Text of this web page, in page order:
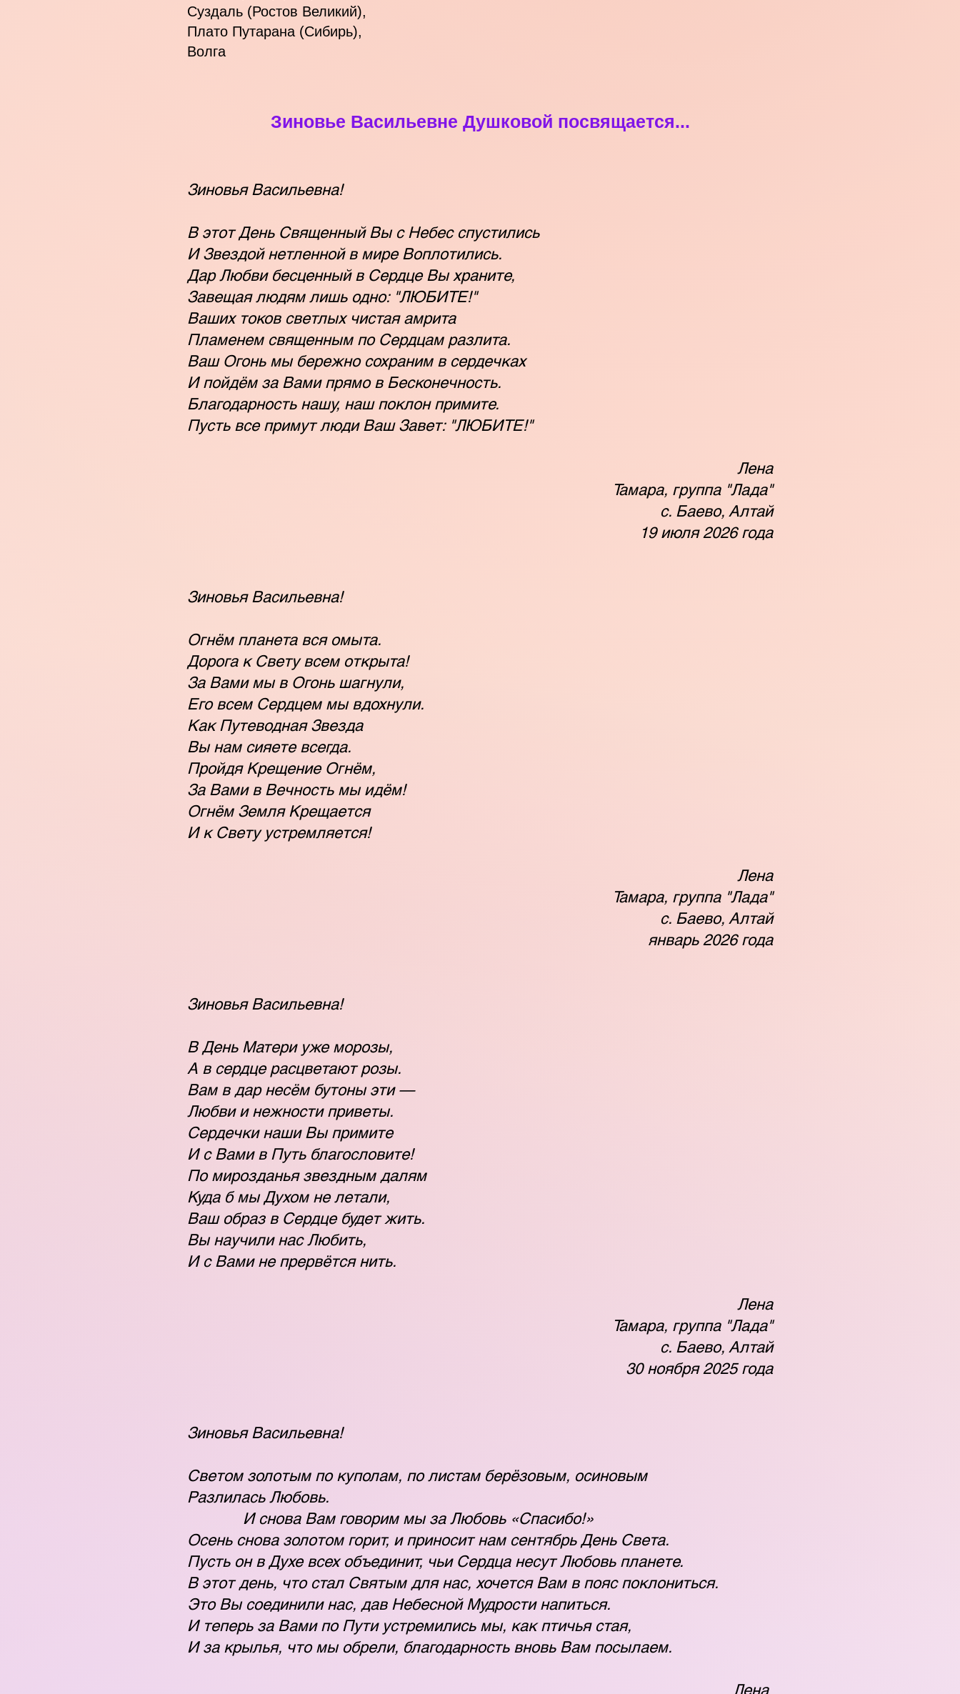
Суздаль (Ростов Великий),
Плато Путарана (Сибирь),
Волга
Зиновье Васильевне Душковой посвящается...
Зиновья Васильевна!
В этот День Священный Вы с Небес спустились
И Звездой нетленной в мире Воплотились.
Дар Любви бесценный в Сердце Вы храните,
Завещая людям лишь одно: "ЛЮБИТЕ!"
Ваших токов светлых чистая амрита
Пламенем священным по Сердцам разлита.
Ваш Огонь мы бережно сохраним в сердечках
И пойдём за Вами прямо в Бесконечность.
Благодарность нашу, наш поклон примите.
Пусть все примут люди Ваш Завет: "ЛЮБИТЕ!"
Лена
Тамара, группа "Лада"
с. Баево, Алтай
19 июля 2026 года
Зиновья Васильевна!
Огнём планета вся омыта.
Дорога к Свету всем открыта!
За Вами мы в Огонь шагнули,
Его всем Сердцем мы вдохнули.
Как Путеводная Звезда
Вы нам сияете всегда.
Пройдя Крещение Огнём,
За Вами в Вечность мы идём!
Огнём Земля Крещается
И к Свету устремляется!
Лена
Тамара, группа "Лада"
с. Баево, Алтай
январь 2026 года
Зиновья Васильевна!
В День Матери уже морозы,
А в сердце расцветают розы.
Вам в дар несём бутоны эти —
Любви и нежности приветы.
Сердечки наши Вы примите
И с Вами в Путь благословите!
По мирозданья звездным далям
Куда б мы Духом не летали,
Ваш образ в Сердце будет жить.
Вы научили нас Любить,
И с Вами не прервётся нить.
Лена
Тамара, группа "Лада"
с. Баево, Алтай
30 ноября 2025 года
Зиновья Васильевна!
Светом золотым по куполам, по листам берёзовым, осиновым
Разлилась Любовь.
И снова Вам говорим мы за Любовь «Спасибо!»
Осень снова золотом горит, и приносит нам сентябрь День Света.
Пусть он в Духе всех объединит, чьи Сердца несут Любовь планете.
В этот день, что стал Святым для нас, хочется Вам в пояс поклониться.
Это Вы соединили нас, дав Небесной Мудрости напиться.
И теперь за Вами по Пути устремились мы, как птичья стая,
И за крылья, что мы обрели, благодарность вновь Вам посылаем.
Лена